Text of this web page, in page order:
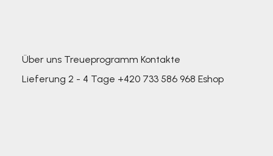
Über uns Treueprogramm Kontakte
Lieferung 2 - 4 Tage +420 733 586 968 Eshop